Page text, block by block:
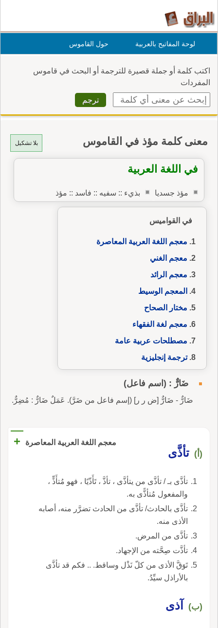
لوحة المفاتيح بالعربية حول القاموس
اكتب كلمة أو جملة قصيرة للترجمة أو البحث في قاموس
المفردات
بلا تشكيل معنى كلمة مؤذ في القاموس
في اللغة العربية
مؤذ جسديا بذيء :: سفيه :: فاسد :: مؤذ
في القواميس
معجم اللغة العربية المعاصرة
معجم الغني
معجم الرائد
المعجم الوسيط
مختار الصحاح
معجم لغة الفقهاء
مصطلحات عربية عامة
ترجمة إنجليزية
ضَارٌّ : (اسم فاعل)
ضَارٌّ - ضَارٌّ [ض ر ر] (إسم فاعل من ضَرَّ). عَمَلٌ ضَارٌّ : مُضِرٌّ.
معجم اللغة العربية المعاصرة +
(أ) تأذَّى
تأذَّى بـ / تأذَّى من يتأذَّى ، تأذَّ ، تَأَذّيًا ، فهو مُتأَذٍّ ،
والمفعول مُتأذًّى به.
تأذَّى بالحادث/ تأذَّى من الحادث تضرَّر منه، أصابه
الأذى منه.
تأذَّى من المرض.
تأذَّت صِحَّته من الإجهاد.
تَوَقَّ الأذى من كلّ نَذْل وساقط. .. فكم قد تأذَّى
بالأراذل سيِّدُ.
(ب) آذى